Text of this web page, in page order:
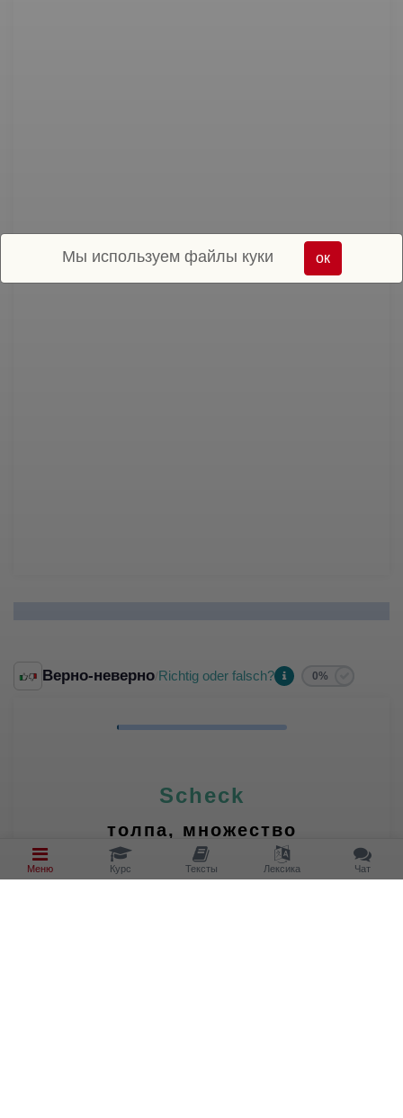
Верно-неверно Richtig oder falsch? 0%
Scheck
толпа, множество
Меню Курс Тексты Лексика Чат
Мы используем файлы куки ок